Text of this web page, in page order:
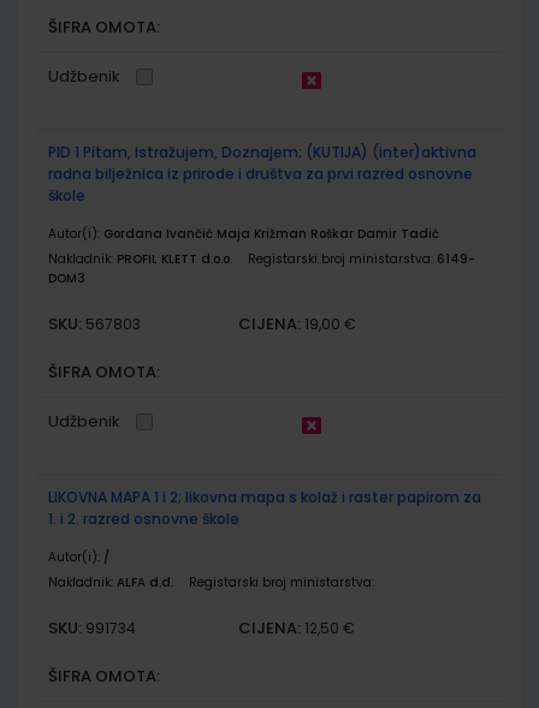
ŠIFRA OMOTA:
Udžbenik
PID 1 Pitam, Istražujem, Doznajem; (KUTIJA) (inter)aktivna
radna bilježnica iz prirode i društva za prvi razred osnovne
škole
Autor(i): Gordana Ivančić Maja Križman Roškar Damir Tadić
Nakladnik: PROFIL KLETT d.o.o. Registarski broj ministarstva: 6149-
DOM3
SKU: 567803 CIJENA: 19,00 €
ŠIFRA OMOTA:
Udžbenik
LIKOVNA MAPA 1 i 2; likovna mapa s kolaž i raster papirom za
1. i 2. razred osnovne škole
Autor(i): /
Nakladnik: ALFA d.d. Registarski broj ministarstva:
SKU: 991734 CIJENA: 12,50 €
ŠIFRA OMOTA: